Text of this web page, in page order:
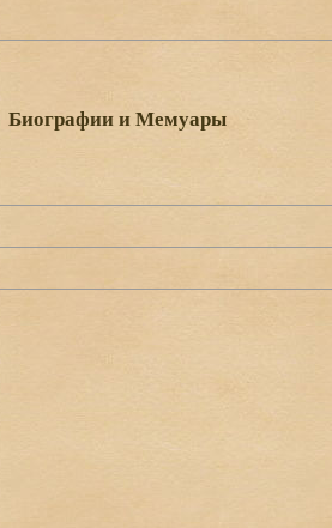
Биографии и Мемуары